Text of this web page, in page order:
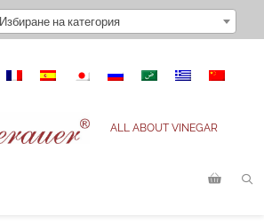
Избиране на категория
ALL ABOUT VINEGAR